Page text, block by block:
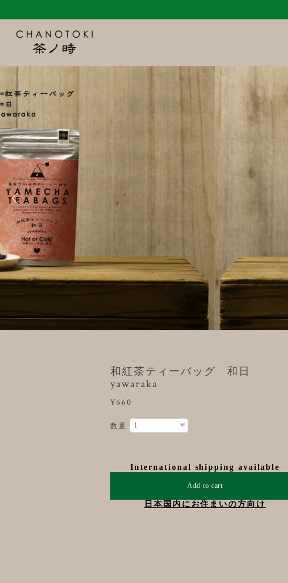
和紅茶ティーバッグ 和日
yawaraka
¥660
数量
International shipping available
Add to cart
日本国内にお住まいの方向け